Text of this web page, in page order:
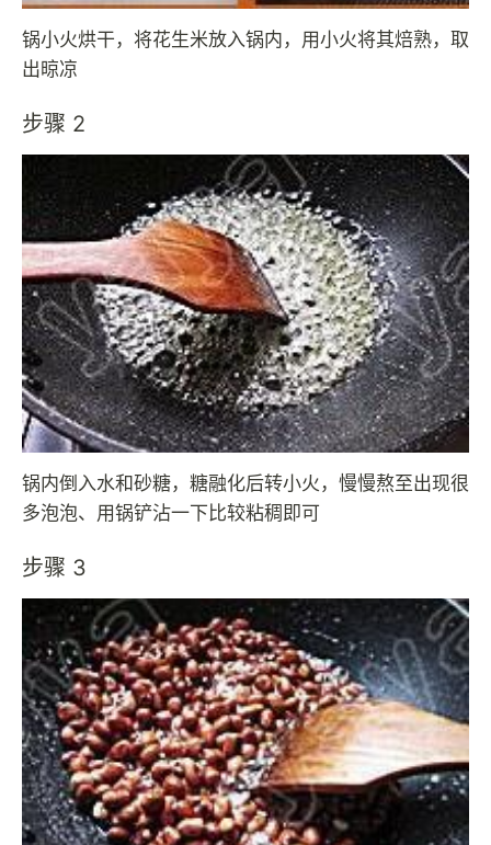
锅小火烘干，将花生米放入锅内，用小火将其焙熟，取
出晾凉
步骤 2
锅内倒入水和砂糖，糖融化后转小火，慢慢熬至出现很
多泡泡、用锅铲沾一下比较粘稠即可
步骤 3